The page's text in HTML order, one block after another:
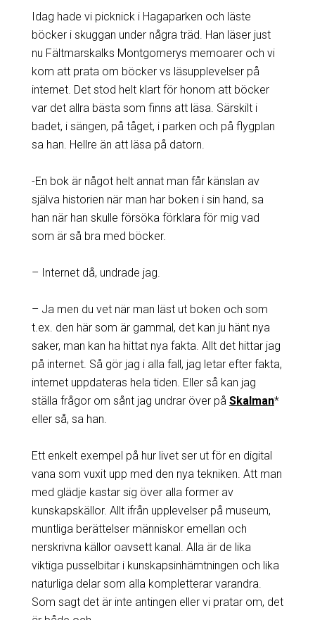
Idag hade vi picknick i Hagaparken och läste
böcker i skuggan under några träd. Han läser just
nu Fältmarskalks Montgomerys memoarer och vi
kom att prata om böcker vs läsupplevelser på
internet. Det stod helt klart för honom att böcker
var det allra bästa som finns att läsa. Särskilt i
badet, i sängen, på tåget, i parken och på flygplan
sa han. Hellre än att läsa på datorn.
-En bok är något helt annat man får känslan av
själva historien när man har boken i sin hand, sa
han när han skulle försöka förklara för mig vad
som är så bra med böcker.
– Internet då, undrade jag.
– Ja men du vet när man läst ut boken och som
t.ex. den här som är gammal, det kan ju hänt nya
saker, man kan ha hittat nya fakta. Allt det hittar jag
på internet. Så gör jag i alla fall, jag letar efter fakta,
internet uppdateras hela tiden. Eller så kan jag
ställa frågor om sånt jag undrar över på Skalman*
eller så, sa han.
Ett enkelt exempel på hur livet ser ut för en digital
vana som vuxit upp med den nya tekniken. Att man
med glädje kastar sig över alla former av
kunskapskällor. Allt ifrån upplevelser på museum,
muntliga berättelser människor emellan och
nerskrivna källor oavsett kanal. Alla är de lika
viktiga pusselbitar i kunskapsinhämtningen och lika
naturliga delar som alla kompletterar varandra.
Som sagt det är inte antingen eller vi pratar om, det